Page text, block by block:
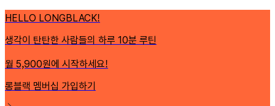
HELLO LONGBLACK!
생각이 탄탄한 사람들의 하루 10분 루틴
월 5,900원에 시작하세요!
롱블랙 멤버십 가입하기